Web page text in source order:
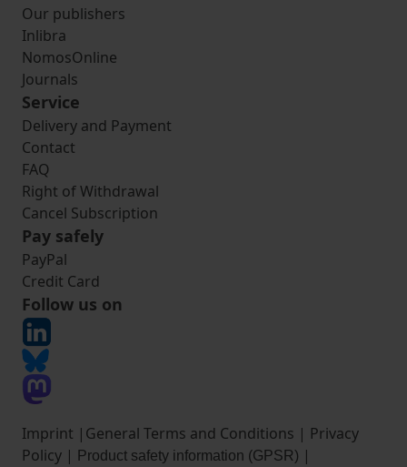
Our publishers
Inlibra
NomosOnline
Journals
Service
Delivery and Payment
Contact
FAQ
Right of Withdrawal
Cancel Subscription
Pay safely
PayPal
Credit Card
Follow us on
Imprint | General Terms and Conditions | Privacy
Policy | Product safety information (GPSR) |